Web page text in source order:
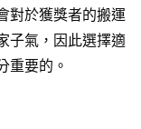
對於獲獎者的搬運
子氣，因此選擇適
重要的。